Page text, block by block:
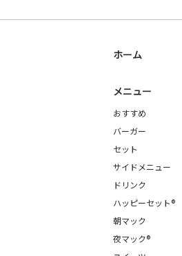
ホーム
メニュー
おすすめ
バーガー
セット
サイドメニュー
ドリンク
ハッピーセット®
朝マック
夜マック®